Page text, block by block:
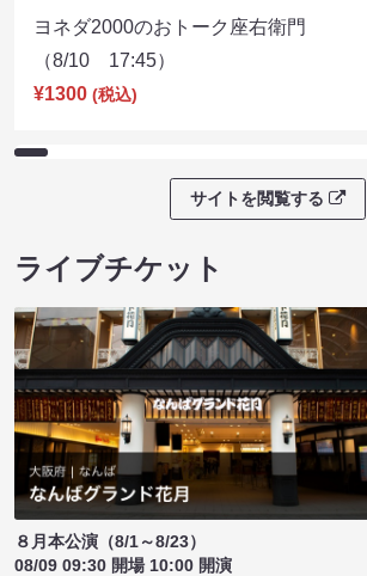
ヨネダ2000のおトーク座右衛門
（8/10 17:45）
¥1300 (税込)
サイトを閲覧する
ライブチケット
８月本公演（8/1～8/23）
08/09 09:30 開場 10:00 開演